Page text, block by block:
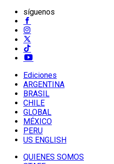
síguenos
Ediciones
ARGENTINA
BRASIL
CHILE
GLOBAL
MÉXICO
PERU
US ENGLISH
QUIENES SOMOS